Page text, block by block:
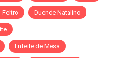
Feltro Duende Natalino
Enfeite de Mesa